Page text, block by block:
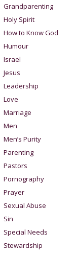
Grandparenting
Holy Spirit
How to Know God
Humour
Israel
Jesus
Leadership
Love
Marriage
Men
Men’s Purity
Parenting
Pastors
Pornography
Prayer
Sexual Abuse
Sin
Special Needs
Stewardship